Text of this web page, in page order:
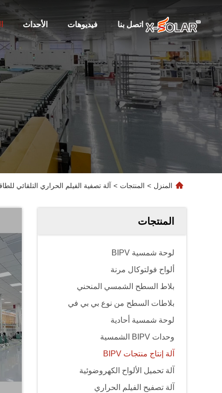
الأحداث فيديوهات اتصل بنا
المنزل > المنتجات > آلة تصفية الفيلم الحراري التلقائي
المنتجات
لوحة شمسية BIPV
ألواح فولتوكال مرنة
بلاط السطح الشمسي المنحني
بلاطات السطح من نوع بي بي في
لوحة شمسية أحادية
وحدات BIPV الشمسية
آلة إنتاج منتجات BIPV
آلة تحميل الألواح الكهروضوئية
آلة تصفيح الفيلم الحراري